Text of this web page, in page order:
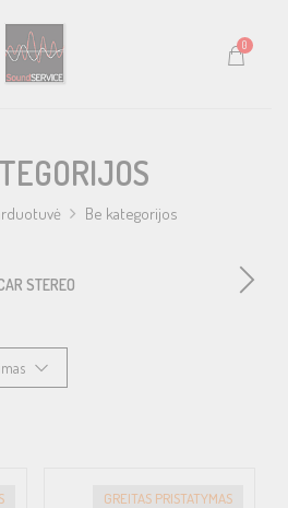
0
Be kategorijos
STEREO
GREITAS PRISTATYMAS